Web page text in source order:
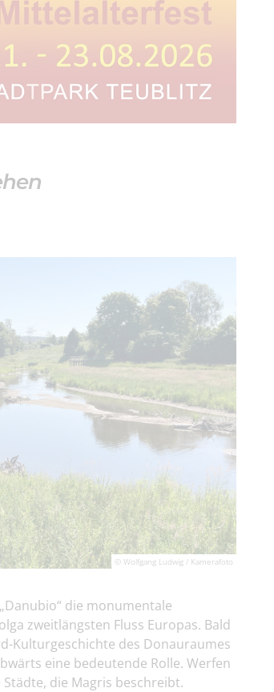
© Wolfgang Ludwig / Kamerafoto
die monumentale
zweitlängsten Fluss Europas. Bald
Kulturgeschichte des Donauraumes
eine bedeutende Rolle. Werfen
die Magris beschreibt.